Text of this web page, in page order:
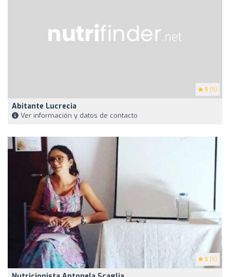
5 (5)
Abitante Lucrecia
Ver información y datos de contacto
5 (5)